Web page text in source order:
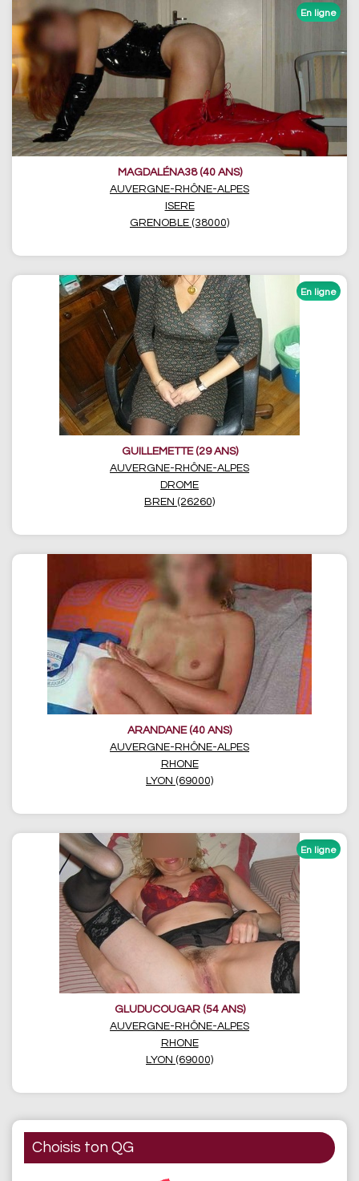
MAGDALÉNA38 (40 ANS)
AUVERGNE-RHÔNE-ALPES
ISERE
GRENOBLE (38000)
GUILLEMETTE (29 ANS)
AUVERGNE-RHÔNE-ALPES
DROME
BREN (26260)
ARANDANE (40 ANS)
AUVERGNE-RHÔNE-ALPES
RHONE
LYON (69000)
GLUDUCOUGAR (54 ANS)
AUVERGNE-RHÔNE-ALPES
RHONE
LYON (69000)
Choisis ton QG